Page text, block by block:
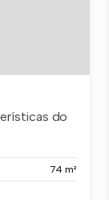
do
74 m²